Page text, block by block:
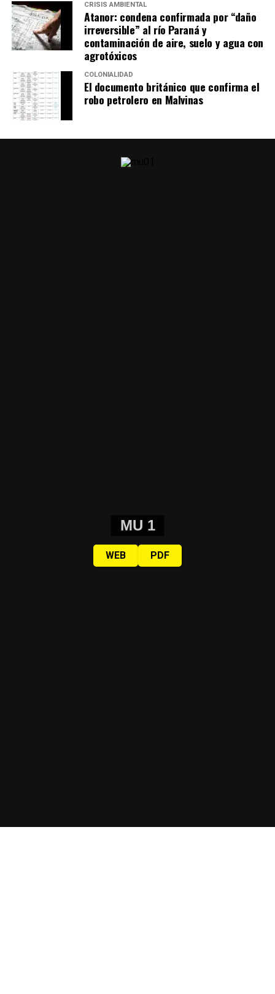
CRISIS AMBIENTAL
Atanor: condena confirmada por “daño
irreversible” al río Paraná y
contaminación de aire, suelo y agua con
agrotóxicos
COLONIALIDAD
El documento británico que confirma el
robo petrolero en Malvinas
MU 1
WEB PDF